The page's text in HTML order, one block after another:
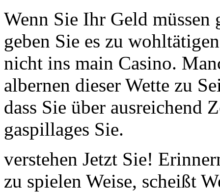
Wenn Sie Ihr Geld
geben Sie es zu
nicht ins main Casino.
albernen dieser Wette zu
dass Sie über ausreichend
gaspillages Sie.
verstehen Jetzt Sie!
zu spielen Weise, scheißt